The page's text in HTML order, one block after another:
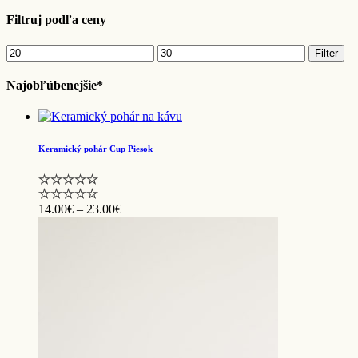
na
Filtruj podľa ceny
Minimálna
cena
Maximálna
cena
Filter
Najobľúbenejšie*
Keramický pohár Cup Piesok
14.00€ – 23.00€Price